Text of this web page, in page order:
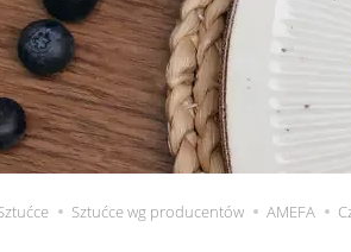
Sztućce wg producentów AMEFA